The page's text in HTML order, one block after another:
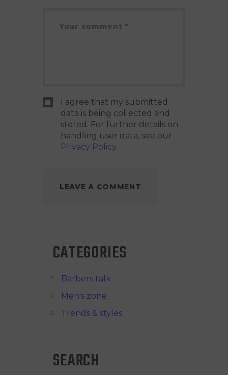
I agree that my submitted
data is being collected and
stored. For further details on
handling user data, see our
Privacy Policy.
CATEGORIES
Barbers talk
Men's zone
Trends & styles
SEARCH